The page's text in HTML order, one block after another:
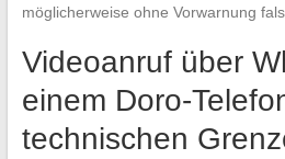
möglicherweise ohne Vorwarnung
Videoanruf über
einem Doro-
technischen